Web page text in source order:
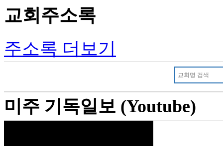
교회주소록
주소록 더보기
미주 기독일보 (Youtube)